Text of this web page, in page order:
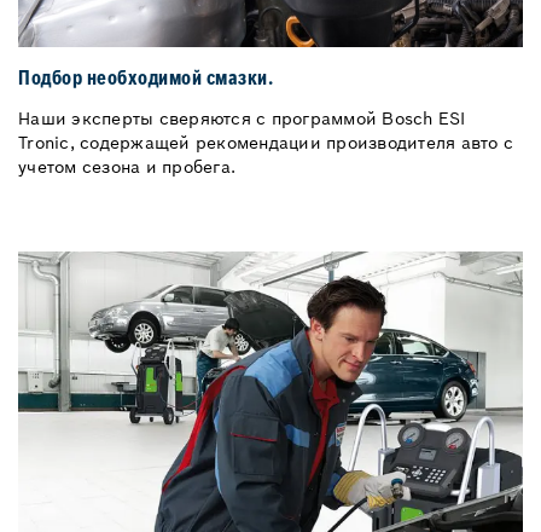
Подбор необходимой смазки.
Наши эксперты сверяются с программой Bosch ESI
Tronic, содержащей рекомендации производителя авто с
учетом сезона и пробега.